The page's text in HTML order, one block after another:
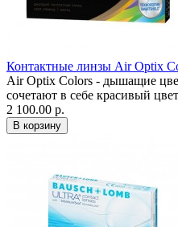
Контактные линзы Air Optix
Air Optix Colors - дышащие
сочетают в себе красивый
2 100.00 р.